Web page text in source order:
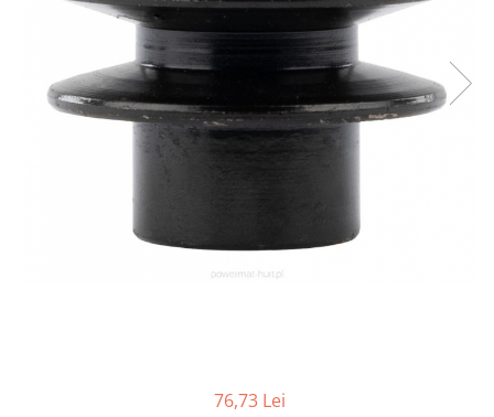
compresoare
Cricuri Auto Hidraulice
Pneumatice si Trapezoidale
Cricuri hidraulice
Cricuri pneumatice
Cricuri trapezoidale
Motocositoare si Motosape
Nivela laser
Rotopercutoare si bormasini
Taiat gresie si faianta
76,73 Lei